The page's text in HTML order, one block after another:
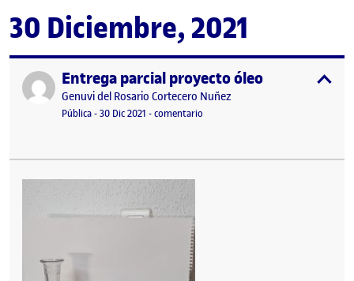
30 Diciembre, 2021
Publicado porEntrega parcial proyecto óleo
Publicado por
Genuvi del Rosario Cortecero Nuñez
Visibilidad:
Pública-Fecha de publicación
30 Dic 2021 -comentario